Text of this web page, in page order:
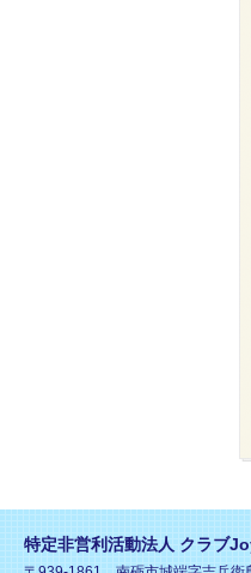
特定非営利活動法人 クラブ